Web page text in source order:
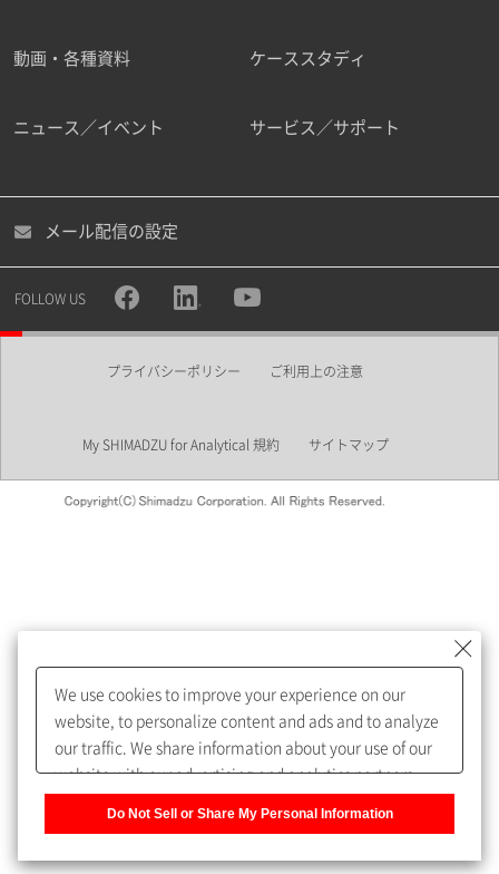
職種
所属部署
めします。
My SHIMADZU for Analyticalへ登録いただくと、技術情報や
取扱説明書・Webinarなどの閲覧ができます。
うになります。
動画・各種資料 ケーススタディ
ニュース／イベント サービス／サポート
メール配信の設定
FOLLOW US
プライバシーポリシー ご利用上の注意
My SHIMADZU for Analytical 規約 サイトマップ
We use cookies to improve your experience on our
website, to personalize content and ads and to analyze
our traffic. We share information about your use of our
website with our advertising and analytics partners,
Do Not Sell or Share My Personal Information